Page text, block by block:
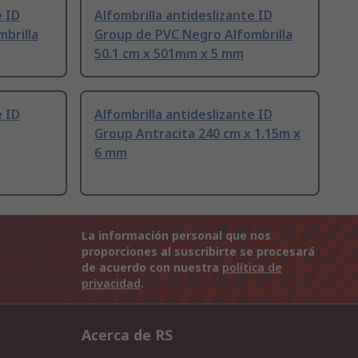
ID
Alfombrilla antideslizante ID
Group de PVC Negro Alfombrilla
50.1 cm x 501mm x 5 mm
ID
Alfombrilla antideslizante ID
Group Antracita 240 cm x 1.15m x
6 mm
La información personal que nos
proporciones al suscribirte se procesará
de acuerdo con nuestra política de
privacidad.
Acerca de RS